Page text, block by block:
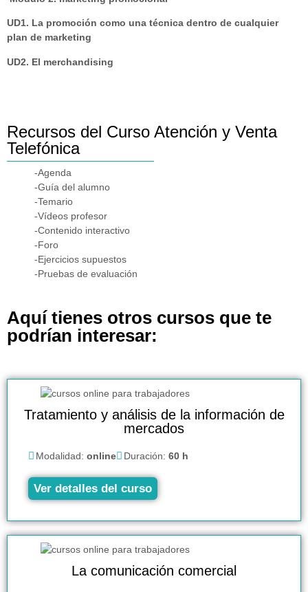
UD1. La promoción como una técnica dentro de cualquier
plan de marketing
UD2. El merchandising
Recursos del Curso Atención y Venta
Telefónica
-Agenda
-Guía del alumno
-Temario
-Vídeos profesor
-Contenido interactivo
-Foro
-Ejercicios supuestos
-Pruebas de evaluación
Aquí tienes otros cursos que te
podrían interesar:
Tratamiento y análisis de la información de
mercados
Modalidad: online Duración: 60 h
Ver detalles del curso
La comunicación comercial